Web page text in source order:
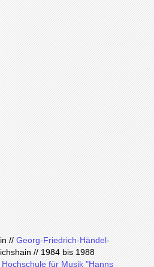
// Georg-Friedrich-Händel-
// 1984 bis 1988
Hochschule für Musik "Hanns